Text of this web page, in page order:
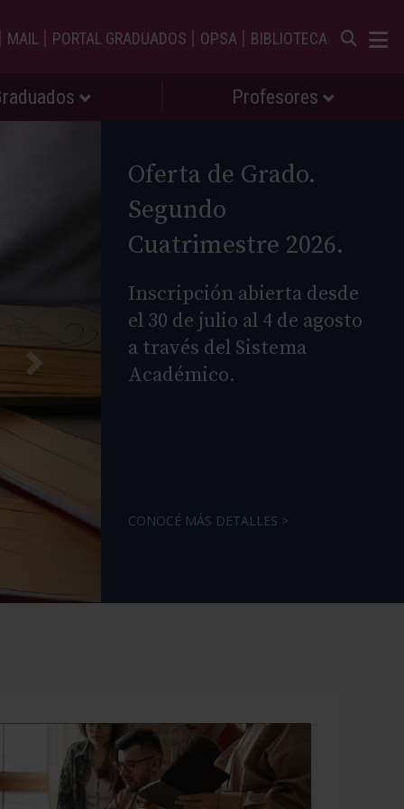
| MAIL | PORTAL GRADUADOS | OPSA | BIBLIOTECA
Profesores
Oferta de Grado.
Segundo
Cuatrimestre 2026.
Inscripción abierta desde
el 30 de julio al 4 de agosto
a través del Sistema
Académico.
CONOCÉ MÁS DETALLES >